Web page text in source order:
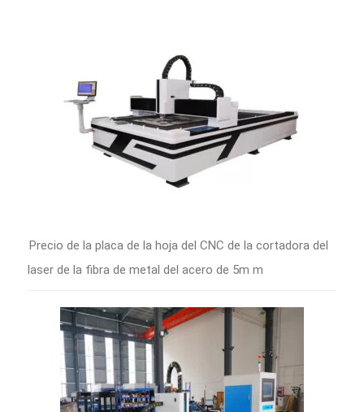
Precio de la placa de la hoja del CNC de la cortadora del
laser de la fibra de metal del acero de 5m m